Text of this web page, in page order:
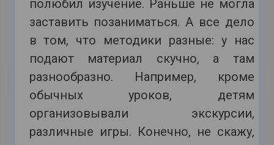
полюбил изучение. Раньше не могла
заставить позаниматься. А все дело
в том, что методики разные: у нас
подают материал скучно, а там
разнообразно. Например, кроме
обычных уроков, детям
организовывали экскурсии,
различные игры. Конечно, не скажу,